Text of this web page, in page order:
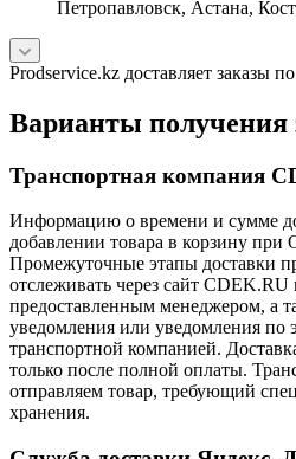
Петропавловск, Астана,
Prodservice.kz доставляет заказы
Варианты получения
Транспортная компания
Информацию о времени и сумме
добавлении товара в корзину при
Промежуточные этапы доставки
отслеживать через сайт CDEK.RU
предоставленным менеджером, а
уведомления или уведомления по
транспортной компанией.
только после полной оплаты.
отправляем товар, требующий
хранения.